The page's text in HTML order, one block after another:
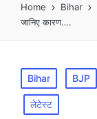
Home Bihar
जानिए कारण….
Posted
in
Bihar BJP
लेटेस्ट